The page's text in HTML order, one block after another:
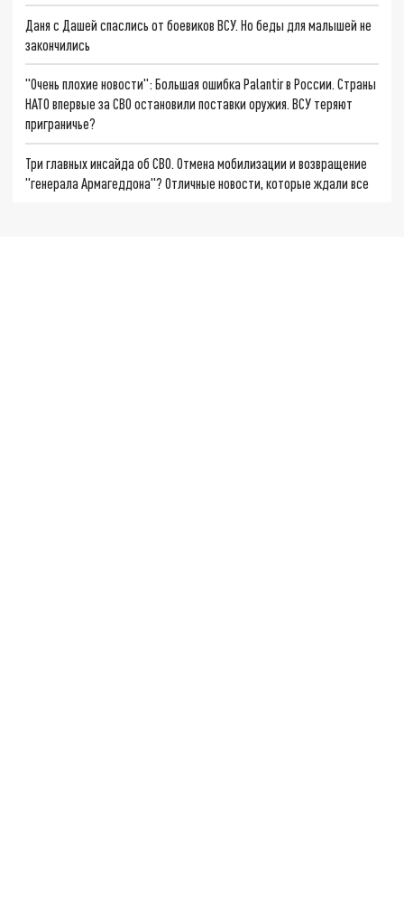
Даня с Дашей спаслись от боевиков ВСУ. Но беды для малышей не
закончились
"Очень плохие новости": Большая ошибка Palantir в России. Страны
НАТО впервые за СВО остановили поставки оружия. ВСУ теряют
приграничье?
Три главных инсайда об СВО. Отмена мобилизации и возвращение
"генерала Армагеддона"? Отличные новости, которые ждали все